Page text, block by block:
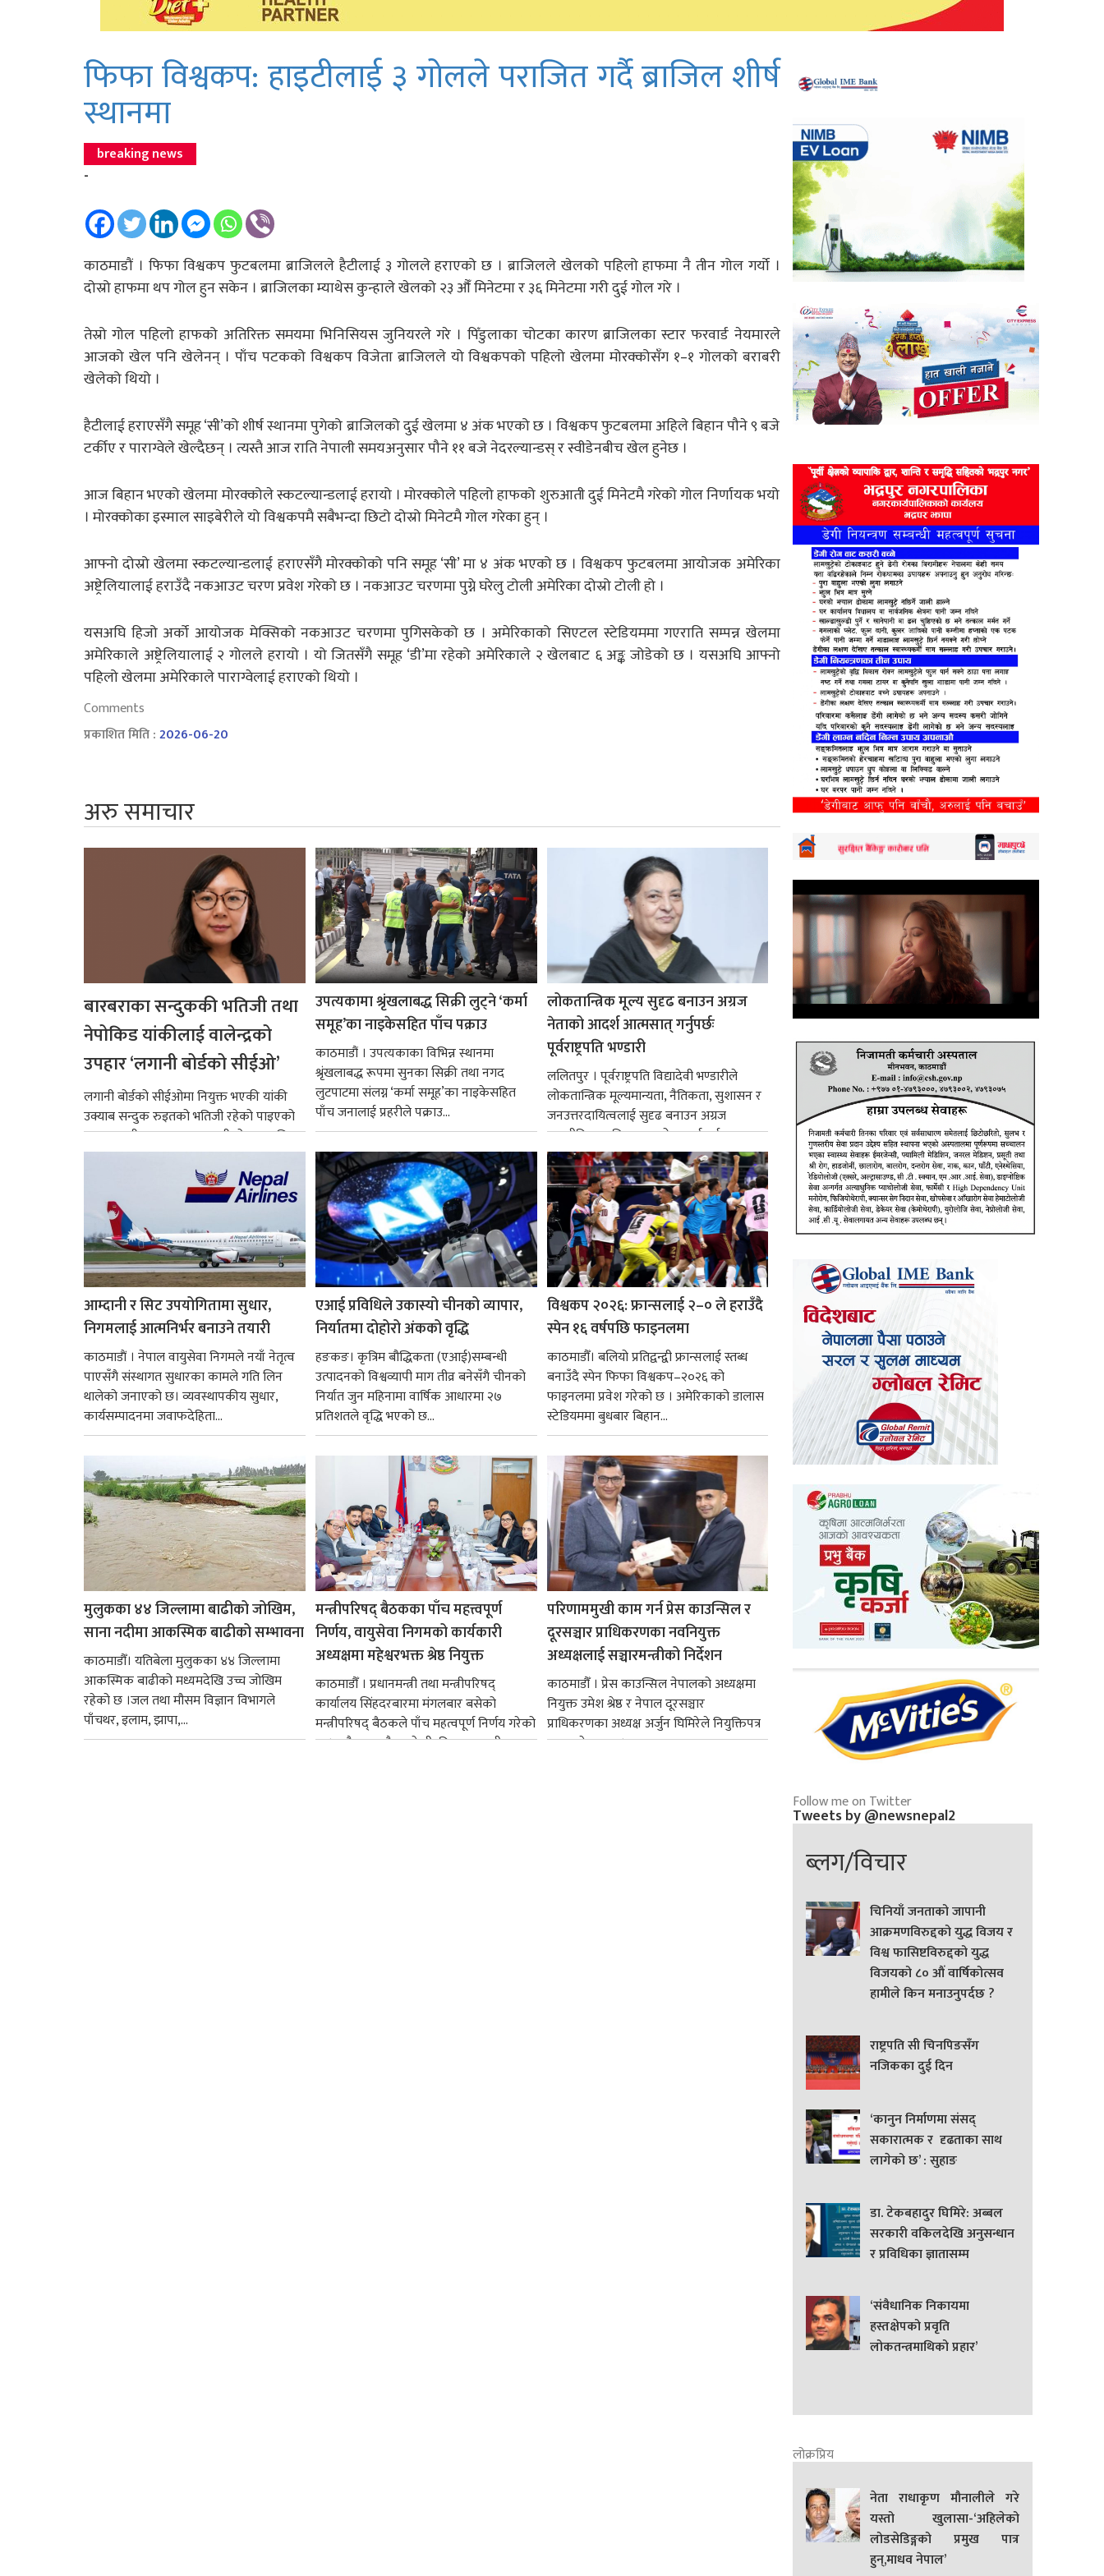
फिफा विश्वकप: हाइटीलाई ३ गोलले पराजित गर्दै ब्राजिल शीर्ष
स्थानमा
breaking news
-
काठमाडौं । फिफा विश्वकप फुटबलमा ब्राजिलले हैटीलाई ३ गोलले हराएको छ । ब्राजिलले खेलको पहिलो हाफमा नै तीन गोल गर्यो ।
दोस्रो हाफमा थप गोल हुन सकेन । ब्राजिलका म्याथेस कुन्हाले खेलको २३ औँ मिनेटमा र ३६ मिनेटमा गरी दुई गोल गरे ।
तेस्रो गोल पहिलो हाफको अतिरिक्त समयमा भिनिसियस जुनियरले गरे । पिँडुलाका चोटका कारण ब्राजिलका स्टार फरवार्ड नेयमारले
आजको खेल पनि खेलेनन् । पाँच पटकको विश्वकप विजेता ब्राजिलले यो विश्वकपको पहिलो खेलमा मोरक्कोसँग १–१ गोलको बराबरी
खेलेको थियो ।
हैटीलाई हराएसँगै समूह ‘सी’को शीर्ष स्थानमा पुगेको ब्राजिलको दुई खेलमा ४ अंक भएको छ । विश्वकप फुटबलमा अहिले बिहान पौने ९ बजे
टर्कीए र पाराग्वेले खेल्दैछन् । त्यस्तै आज राति नेपाली समयअनुसार पौने ११ बजे नेदरल्यान्डस् र स्वीडेनबीच खेल हुनेछ ।
आज बिहान भएको खेलमा मोरक्कोले स्कटल्यान्डलाई हरायो । मोरक्कोले पहिलो हाफको शुरुआती दुई मिनेटमै गरेको गोल निर्णायक भयो
। मोरक्कोका इस्माल साइबेरीले यो विश्वकपमै सबैभन्दा छिटो दोस्रो मिनेटमै गोल गरेका हुन् ।
आफ्नो दोस्रो खेलमा स्कटल्यान्डलाई हराएसँगै मोरक्कोको पनि समूह ‘सी’ मा ४ अंक भएको छ । विश्वकप फुटबलमा आयोजक अमेरिका
अष्ट्रेलियालाई हराउँदै नकआउट चरण प्रवेश गरेको छ । नकआउट चरणमा पुग्ने घरेलु टोली अमेरिका दोस्रो टोली हो ।
यसअघि हिजो अर्को आयोजक मेक्सिको नकआउट चरणमा पुगिसकेको छ । अमेरिकाको सिएटल स्टेडियममा गएराति सम्पन्न खेलमा
अमेरिकाले अष्ट्रेलियालाई २ गोलले हरायो । यो जितसँगै समूह ‘डी’मा रहेको अमेरिकाले २ खेलबाट ६ अङ्क जोडेको छ । यसअघि आफ्नो
पहिलो खेलमा अमेरिकाले पाराग्वेलाई हराएको थियो ।
Comments
प्रकाशित मिति :2026-06-20
अरु समाचार
बारबराका सन्दुककी भतिजी तथा
नेपोकिड यांकीलाई वालेन्द्रको
उपहार ‘लगानी बोर्डको सीईओ’
लगानी बोर्डको सीईओमा नियुक्त भएकी यांकी
उक्याब सन्दुक रुइतको भतिजी रहेको पाइएको
छ। तत्कालीन समयमा महाकालीको अञ्चलाधिश
नै बनेका जोन...
उपत्यकामा श्रृंखलाबद्ध सिक्री लुट्ने ‘कर्मा
समूह’का नाइकेसहित पाँच पक्राउ
काठमाडौं । उपत्यकाका विभिन्न स्थानमा
श्रृंखलाबद्ध रूपमा सुनका सिक्री तथा नगद
लुटपाटमा संलग्न ‘कर्मा समूह’का नाइकेसहित
पाँच जनालाई प्रहरीले पक्राउ...
लोकतान्त्रिक मूल्य सुदृढ बनाउन अग्रज
नेताको आदर्श आत्मसात् गर्नुपर्छः
पूर्वराष्ट्रपति भण्डारी
ललितपुर । पूर्वराष्ट्रपति विद्यादेवी भण्डारीले
लोकतान्त्रिक मूल्यमान्यता, नैतिकता, सुशासन र
जनउत्तरदायित्वलाई सुदृढ बनाउन अग्रज
राजनीतिक व्यक्तित्वहरूको आदर्शलाई आत्मसात्
गर्न आवश्यक...
आम्दानी र सिट उपयोगितामा सुधार,
निगमलाई आत्मनिर्भर बनाउने तयारी
काठमाडाैं । नेपाल वायुसेवा निगमले नयाँ नेतृत्व
पाएसँगै संस्थागत सुधारका कामले गति लिन
थालेको जनाएको छ। व्यवस्थापकीय सुधार,
कार्यसम्पादनमा जवाफदेहिता...
एआई प्रविधिले उकास्यो चीनको व्यापार,
निर्यातमा दोहोरो अंकको वृद्धि
हङकङ। कृत्रिम बौद्धिकता (एआई)सम्बन्धी
उत्पादनको विश्वव्यापी माग तीव्र बनेसँगै चीनको
निर्यात जुन महिनामा वार्षिक आधारमा २७
प्रतिशतले वृद्धि भएको छ...
विश्वकप २०२६: फ्रान्सलाई २–० ले हराउँदै
स्पेन १६ वर्षपछि फाइनलमा
काठमाडौँ। बलियो प्रतिद्वन्द्वी फ्रान्सलाई स्तब्ध
बनाउँदै स्पेन फिफा विश्वकप–२०२६ को
फाइनलमा प्रवेश गरेको छ । अमेरिकाको डालास
स्टेडियममा बुधबार बिहान...
मुलुकका ४४ जिल्लामा बाढीको जोखिम,
साना नदीमा आकस्मिक बाढीको सम्भावना
काठमाडौँ। यतिबेला मुलुकका ४४ जिल्लामा
आकस्मिक बाढीको मध्यमदेखि उच्च जोखिम
रहेको छ ।जल तथा मौसम विज्ञान विभागले
पाँचथर, इलाम, झापा,...
मन्त्रीपरिषद् बैठकका पाँच महत्त्वपूर्ण
निर्णय, वायुसेवा निगमको कार्यकारी
अध्यक्षमा महेश्वरभक्त श्रेष्ठ नियुक्त
काठमाडौँ । प्रधानमन्त्री तथा मन्त्रीपरिषद्
कार्यालय सिंहदरबारमा मंगलबार बसेको
मन्त्रीपरिषद् बैठकले पाँच महत्वपूर्ण निर्णय गरेको
छ । यसैक्रममा बैडकले बीउबिजनसम्बन्धी...
परिणाममुखी काम गर्न प्रेस काउन्सिल र
दूरसञ्चार प्राधिकरणका नवनियुक्त
अध्यक्षलाई सञ्चारमन्त्रीको निर्देशन
काठमाडौँ । प्रेस काउन्सिल नेपालको अध्यक्षमा
नियुक्त उमेश श्रेष्ठ र नेपाल दूरसञ्चार
प्राधिकरणका अध्यक्ष अर्जुन घिमिरेले नियुक्तिपत्र
ग्रहण गरेका छन्।...
Follow me on Twitter
Tweets by @newsnepal2
ब्लग/विचार
चिनियाँ जनताको जापानी
आक्रमणविरुद्दको युद्ध विजय र
विश्व फासिष्टविरुद्दको युद्ध
विजयको ८० औं वार्षिकोत्सव
हामीले किन मनाउनुपर्दछ ?
राष्ट्रपति सी चिनपिङसँग
नजिकका दुई दिन
‘कानुन निर्माणमा संसद्
सकारात्मक र दृढताका साथ
लागेको छ’ : सुहाङ
डा. टेकबहादुर घिमिरे: अब्बल
सरकारी वकिलदेखि अनुसन्धान
र प्रविधिका ज्ञातासम्म
‘संवैधानिक निकायमा
हस्तक्षेपको प्रवृति
लोकतन्त्रमाथिको प्रहार’
लोक्रप्रिय
नेता राधाकृण मौनालीले गरे
यस्तो खुलासा-‘अहिलेको
लोडसेडिङ्गको प्रमुख पात्र
हुन्,माधव नेपाल’